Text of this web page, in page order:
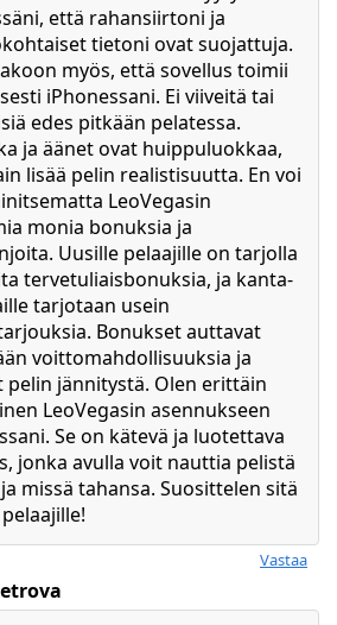
että rahansiirtoni ja
tietoni ovat suojattuja.
myös, että sovellus toimii
iPhonessani. Ei viiveitä tai
edes pitkään pelatessa.
ja äänet ovat huippuluokkaa,
lisää pelin realistisuutta. En voi
LeoVegasin
monia bonuksia ja
Uusille pelaajille on tarjolla
tervetuliaisbonuksia, ja kanta-
tarjotaan usein
Bonukset auttavat
voittomahdollisuuksia ja
pelin jännitystä. Olen erittäin
LeoVegasin asennukseen
Se on kätevä ja luotettava
jonka avulla voit nauttia pelistä
missä tahansa. Suosittelen sitä